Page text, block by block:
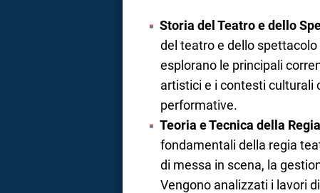
Storia del Teatro e dello
del teatro e dello
esplorano le principali
artistici e i contesti culturali
performative.
Teoria e Tecnica della Regia
fondamentali della regia
di messa in scena, la
Vengono analizzati i lavori